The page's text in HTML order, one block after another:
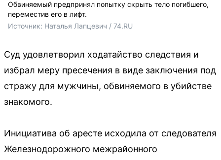
Обвиняемый предпринял попытку скрыть тело погибшего,
переместив его в лифт.
Источник: Наталья Лапцевич / 74.RU
Суд удовлетворил ходатайство следствия и
избрал меру пресечения в виде заключения под
стражу для мужчины, обвиняемого в убийстве
знакомого.
Инициатива об аресте исходила от следователя
Железнодорожного межрайонного